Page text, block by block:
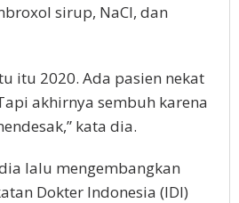
sirup, NaCl, dan
itu 2020. Ada pasien nekat
akhirnya sembuh karena
kata dia.
lalu mengembangkan
Dokter Indonesia (IDI)